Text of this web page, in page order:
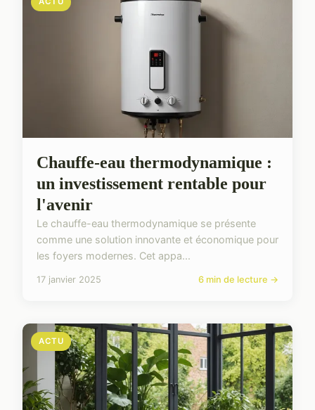
Chauffe-eau thermodynamique :
un investissement rentable pour
l'avenir
Le chauffe-eau thermodynamique se présente
comme une solution innovante et économique pour
les foyers modernes. Cet appa...
17 janvier 2025 6 min de lecture →
ACTU